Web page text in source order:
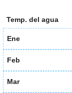
Temp. del agua
Ene
Feb
Mar